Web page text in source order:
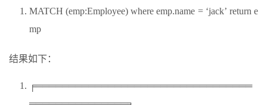
MATCH (emp:Employee) where emp.name = ‘jack’ return e
mp
结果如下：
╒═════════════════════════════════